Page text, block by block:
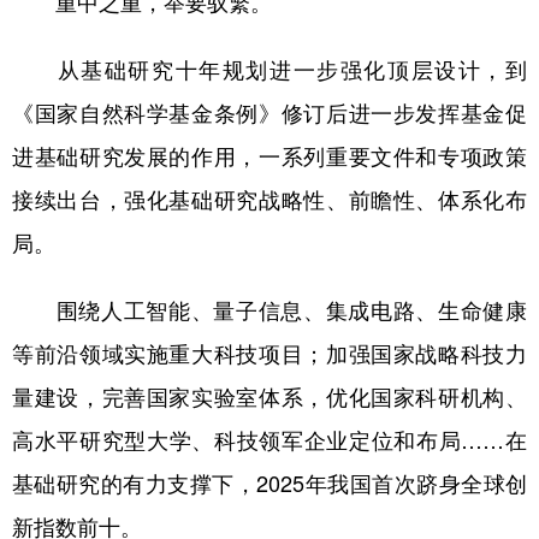
从基础研究十年规划进一步强化顶层设计，到
《国家自然科学基金条例》修订后进一步发挥基金促
进基础研究发展的作用，一系列重要文件和专项政策
接续出台，强化基础研究战略性、前瞻性、体系化布
局。
围绕人工智能、量子信息、集成电路、生命健康
等前沿领域实施重大科技项目；加强国家战略科技力
量建设，完善国家实验室体系，优化国家科研机构、
高水平研究型大学、科技领军企业定位和布局……在
基础研究的有力支撑下，2025年我国首次跻身全球创
新指数前十。